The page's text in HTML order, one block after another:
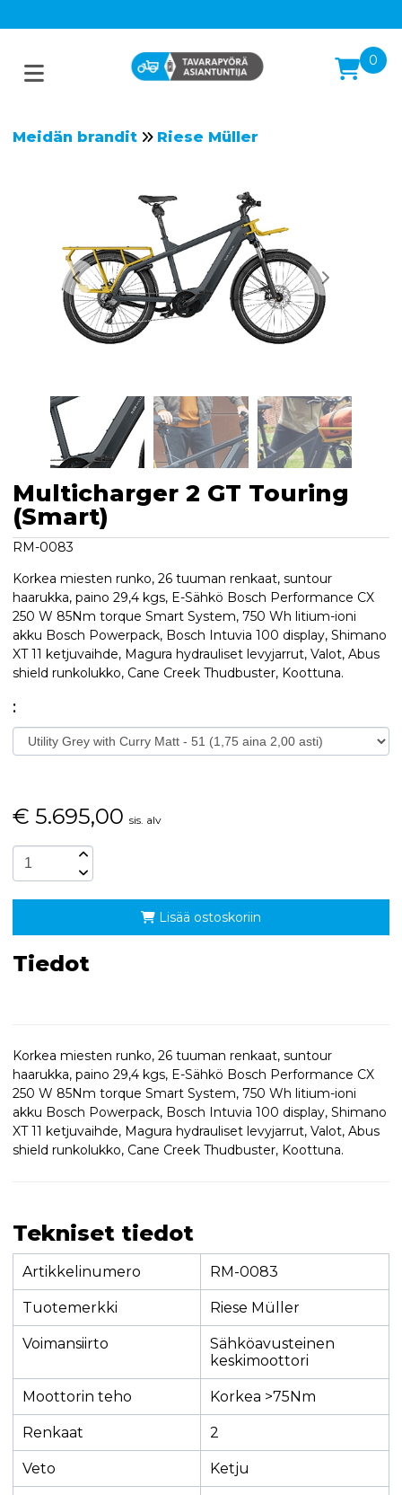
0
Meidän brandit Riese Müller
Multicharger 2 GT Touring
(Smart)
RM-0083
Korkea miesten runko, 26 tuuman renkaat, suntour
haarukka, paino 29,4 kgs, E-Sähkö Bosch Performance CX
250 W 85Nm torque Smart System, 750 Wh litium-ioni
akku Bosch Powerpack, Bosch Intuvia 100 display, Shimano
XT 11 ketjuvaihde, Magura hydrauliset levyjarrut, Valot, Abus
shield runkolukko, Cane Creek Thudbuster, Koottuna.
:
€ 5.695,00 sis. alv
Lisää ostoskoriin
Tiedot
Korkea miesten runko, 26 tuuman renkaat, suntour
haarukka, paino 29,4 kgs, E-Sähkö Bosch Performance CX
250 W 85Nm torque Smart System, 750 Wh litium-ioni
akku Bosch Powerpack, Bosch Intuvia 100 display, Shimano
XT 11 ketjuvaihde, Magura hydrauliset levyjarrut, Valot, Abus
shield runkolukko, Cane Creek Thudbuster, Koottuna.
Tekniset tiedot
Artikkelinumero RM-0083
Tuotemerkki Riese Müller
Voimansiirto
Sähköavusteinen
keskimoottori
Moottorin teho Korkea >75Nm
Renkaat 2
Veto Ketju